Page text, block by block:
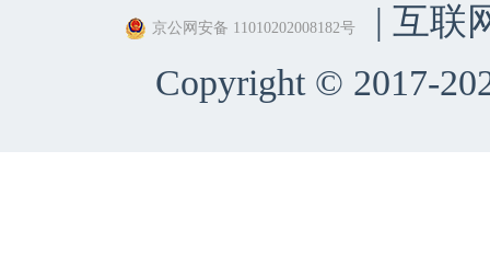
京公网安备 11010202008182号
| 互联
Copyright © 2017-